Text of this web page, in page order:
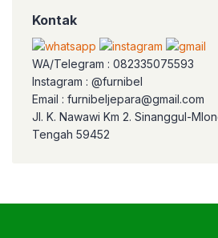
Kontak
WA/Telegram : 082335075593
Instagram : @furnibel
Email : furnibeljepara@gmail.com
Jl. K. Nawawi Km 2. Sinanggul-
Tengah 59452